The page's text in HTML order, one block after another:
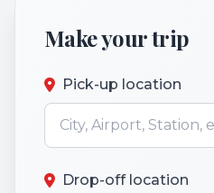
Make your trip
Pick-up location
Drop-off location